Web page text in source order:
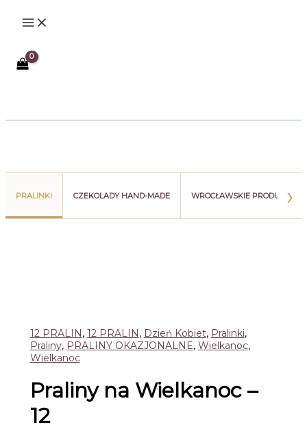
PRALINKI CZEKOLADY HAND-MADE WROCŁAWSKIE PRODUKTY
›
12 PRALIN, 12 PRALIN, Dzień Kobiet, Pralinki,
Praliny, PRALINY OKAZJONALNE, Wielkanoc,
Wielkanoc
Praliny na Wielkanoc –
12